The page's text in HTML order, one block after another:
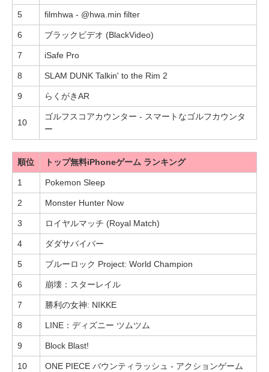
5 filmhwa - @hwa.min filter
6 ブラックビデオ (BlackVideo)
7 iSafe Pro
8 SLAM DUNK Talkin' to the Rim 2
9 らくがきAR
10
ゴルフスコアカウンター - スマートなゴルフカウンタ
ー
順位 トップ無料iPhoneゲーム ランキング
1 Pokemon Sleep
2 Monster Hunter Now
3 ロイヤルマッチ (Royal Match)
4 ダダサバイバー
5 ブルーロック Project: World Champion
6 崩壊：スターレイル
7 勝利の女神: NIKKE
8 LINE：ディズニー ツムツム
9 Block Blast!
10 ONE PIECE バウンティラッシュ - アクションゲーム